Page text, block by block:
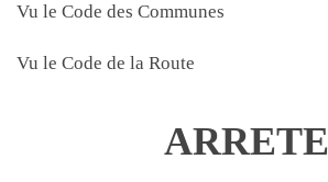
Vu le Code des Communes
Vu le Code de la Route
ARRETE